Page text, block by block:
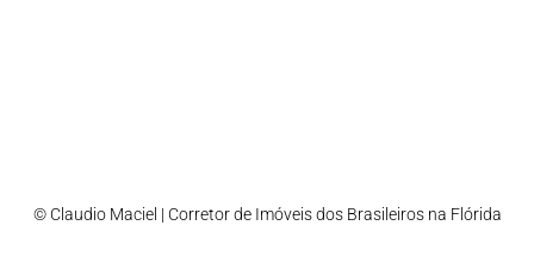
© Claudio Maciel | Corretor de Imóveis dos Brasileiros na Flórida